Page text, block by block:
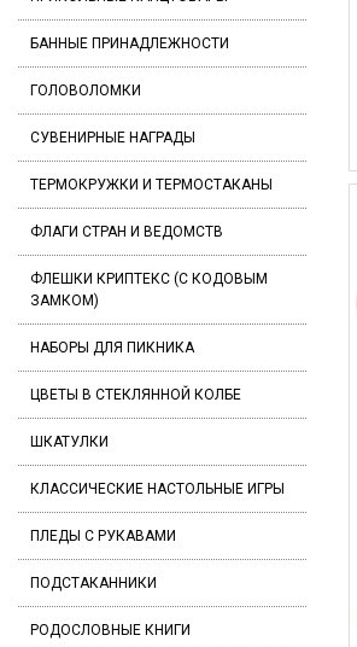
БАННЫЕ ПРИНАДЛЕЖНОСТИ
ГОЛОВОЛОМКИ
СУВЕНИРНЫЕ НАГРАДЫ
ТЕРМОКРУЖКИ И ТЕРМОСТАКАНЫ
ФЛАГИ СТРАН И ВЕДОМСТВ
ФЛЕШКИ КРИПТЕКС (С КОДОВЫМ
ЗАМКОМ)
НАБОРЫ ДЛЯ ПИКНИКА
ЦВЕТЫ В СТЕКЛЯННОЙ КОЛБЕ
ШКАТУЛКИ
КЛАССИЧЕСКИЕ НАСТОЛЬНЫЕ ИГРЫ
ПЛЕДЫ С РУКАВАМИ
ПОДСТАКАННИКИ
РОДОСЛОВНЫЕ КНИГИ